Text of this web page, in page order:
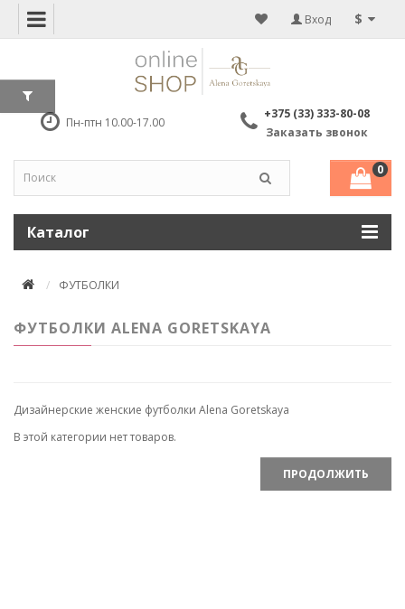
$
Вход
Пн-птн 10.00-17.00
+375 (33) 333-80-08
Заказать звонок
0
Каталог
ФУТБОЛКИ
ФУТБОЛКИ ALENA GORETSKAYA
Дизайнерские женские футболки Alena Goretskaya
В этой категории нет товаров.
ПРОДОЛЖИТЬ